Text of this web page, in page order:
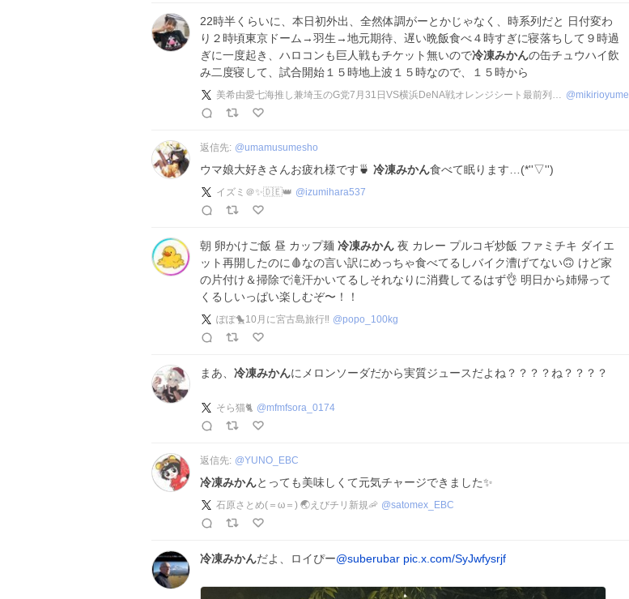
22時半くらいに、本日初外出、全然体調がーとかじゃなく、時系列だと 日付変わ
り２時頃東京ドーム→羽生→地元期待、遅い晩飯食べ４時すぎに寝落ちして９時過
ぎに一度起き、ハロコンも巨人戦もチケット無いので冷凍みかんの缶チュウハイ飲
み二度寝して、試合開始１５時地上波１５時なので、１５時から
美希由愛七海推し兼埼玉のG党7月31日VS横浜DeNA戦オレンジシート最前列で大人しく観戦 @mikirioyume
返信先: @umamusumesho
ウマ娘大好きさんお疲れ様です🍵 冷凍みかん食べて眠ります…(*''▽'')
イズミ＠✨🇩🇪👑 @izumihara537
朝 卵かけご飯 昼 カップ麺 冷凍みかん 夜 カレー プルコギ炒飯 ファミチキ ダイエ
ット再開したのに🩸なの言い訳にめっちゃ食べてるしバイク漕げてない🙃 けど家
の片付け＆掃除で滝汗かいてるしそれなりに消費してるはず👌 明日から姉帰って
くるしいっぱい楽しむぞ〜！！
ぽぽ🐤10月に宮古島旅行‼︎ @popo_100kg
まあ、 冷凍みかんにメロンソーダだから実質ジュースだよね？？？？ね？？？？
そら猫🐈 @mfmfsora_0174
返信先: @YUNO_EBC
冷凍みかんとっても美味しくて元気チャージできました✨️
石原さとめ(＝ω＝) 🌏えびチリ新規🦐 @satomex_EBC
冷凍みかんだよ、ロイぴー@suberubar pic.x.com/SyJwfysrjf